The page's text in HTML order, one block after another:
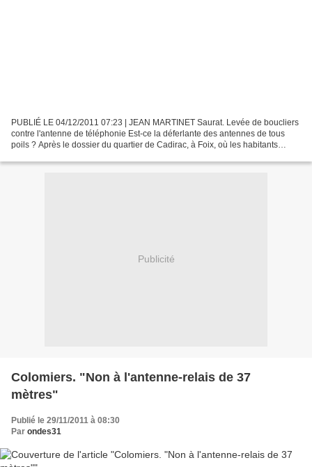
PUBLIÉ LE 04/12/2011 07:23 | JEAN MARTINET Saurat. Levée de boucliers
contre l'antenne de téléphonie Est-ce la déferlante des antennes de tous
poils ? Après le dossier du quartier de Cadirac, à Foix, où les habitants
Publicité
Colomiers. "Non à l'antenne-relais de 37
mètres"
Publié le 29/11/2011 à 08:30
Par ondes31